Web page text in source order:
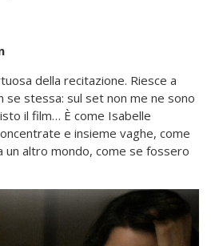
della recitazione. Riesce a
se stessa: sul set non me ne sono
il film… È come Isabelle
e insieme vaghe, come
altro mondo, come se fossero